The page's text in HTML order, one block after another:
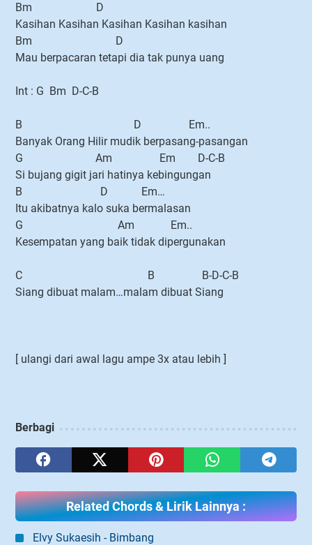
Bm D
Kasihan Kasihan Kasihan Kasihan kasihan
Bm D
Mau berpacaran tetapi dia tak punya uang
Int : G Bm D-C-B
B D Em..
Banyak Orang Hilir mudik berpasang-pasangan
G Am Em D-C-B
Si bujang gigit jari hatinya kebingungan
B D Em…
Itu akibatnya kalo suka bermalasan
G Am Em..
Kesempatan yang baik tidak dipergunakan
C B B-D-C-B
Siang dibuat malam…malam dibuat Siang
[ ulangi dari awal lagu ampe 3x atau lebih ]
Berbagi
Related Chords & Lirik Lainnya :
Elvy Sukaesih - Bimbang